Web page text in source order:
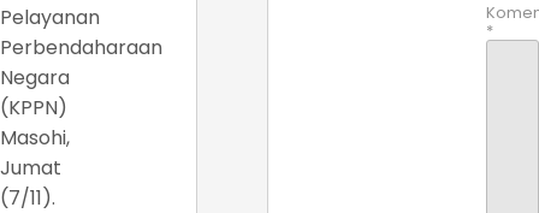
Pelayanan
Perbendaharaan
Negara
(KPPN)
Masohi,
Jumat
(7/11).
*